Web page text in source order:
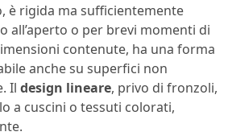
è rigida ma sufficientemente
all’aperto o per brevi momenti di
contenute, ha una forma
anche su superfici non
Il design lineare, privo di fronzoli,
a cuscini o tessuti colorati,